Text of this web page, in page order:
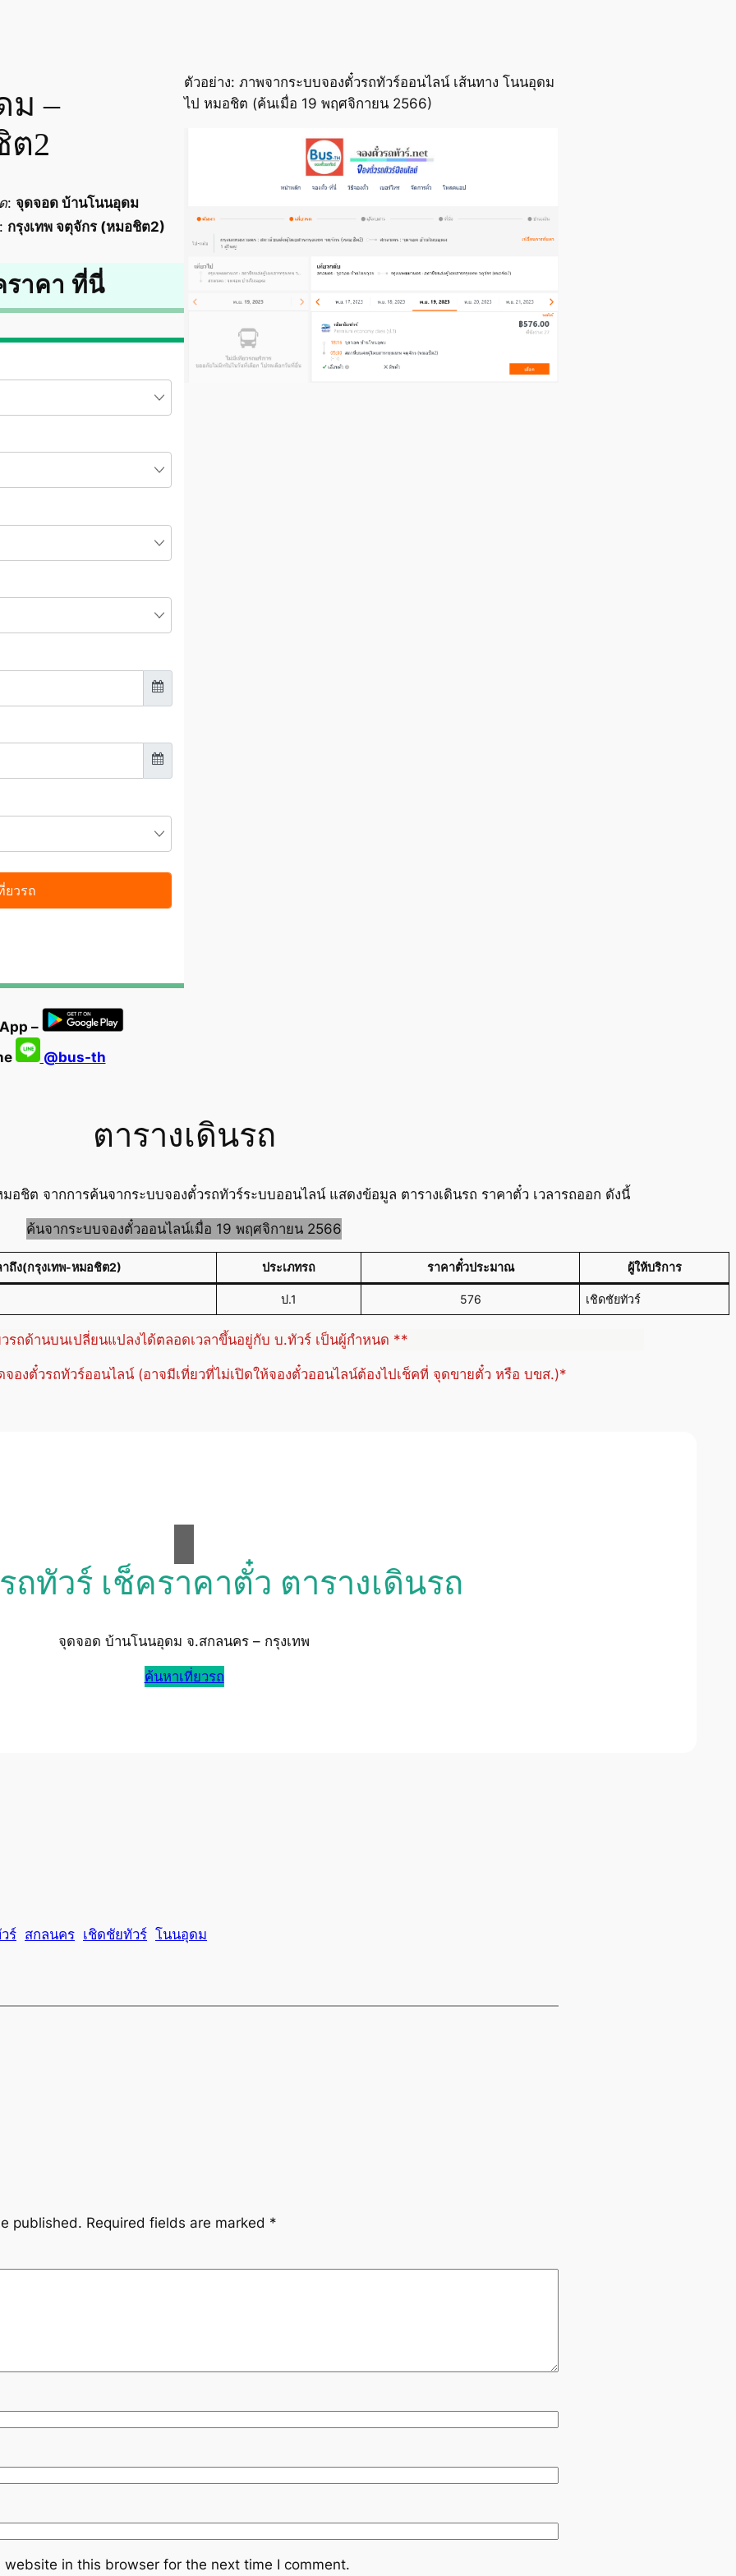
ม –
ต2
: จุดจอด บ้านโนนอุดม
: กรุงเทพ จตุจักร (หมอชิต2)
ราคา ที่นี่
–
@bus-th
ตัวอย่าง: ภาพจากระบบจองตั๋วรถทัวร์ออนไลน์ เส้นทาง โนนอุดม
ไป หมอชิต (ค้นเมื่อ 19 พฤศจิกายน 2566)
ตารางเดินรถ
ชิต จากการค้นจากระบบจองตั๋วรถทัวร์ระบบออนไลน์ แสดงข้อมูล ตารางเดินรถ ราคาตั๋ว เวลารถออก ดังนี้
ค้นจากระบบจองตั๋วออนไลน์เมื่อ 19 พฤศจิกายน 2566
าถึง(กรุงเทพ-หมอชิต2) ประเภทรถ ราคาตั๋วประมาณ ผู้ให้บริการ
ป.1 576 เชิดชัยทัวร์
รถด้านบนเปลี่ยนแปลงได้ตลอดเวลาขึ้นอยู่กับ บ.ทัวร์ เป็นผู้กำหนด **
จองตั๋วรถทัวร์ออนไลน์ (อาจมีเที่ยวที่ไม่เปิดให้จองตั๋วออนไลน์ต้องไปเช็คที่ จุดขายตั๋ว หรือ บขส.)*
ถทัวร์ เช็คราคาตั๋ว ตารางเดินรถ
จุดจอด บ้านโนนอุดม จ.สกลนคร – กรุงเทพ
ค้นหาเที่ยวรถ
ร์ สกลนคร เชิดชัยทัวร์ โนนอุดม
published. Required fields are marked *
website in this browser for the next time I comment.